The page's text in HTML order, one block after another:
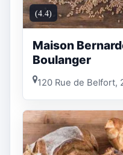
(4.4)
Maison
Boulanger
120 Rue de Belfort,